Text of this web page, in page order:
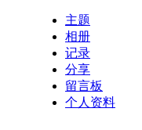
主题
相册
记录
分享
留言板
个人资料